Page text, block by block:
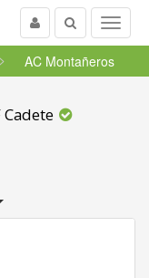
Menu
Buscar
Usuario
AC Montañeros